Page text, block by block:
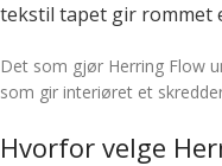
tekstil tapet gir rommet
Det som gjør Herring Flow
som gir interiøret et
Hvorfor velge